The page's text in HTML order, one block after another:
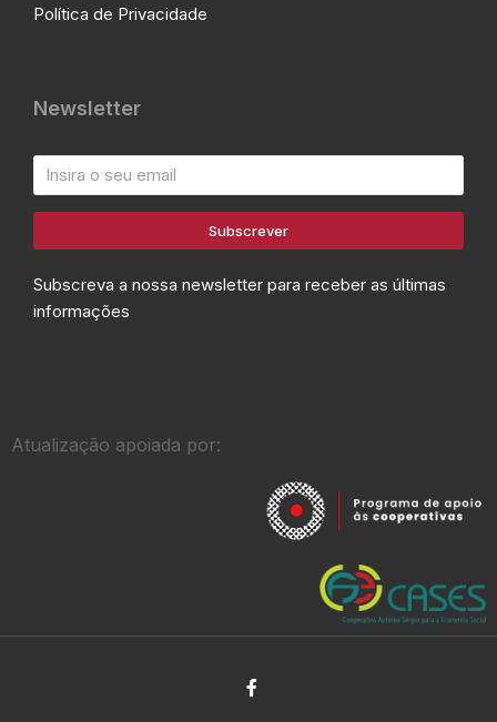
Política de Privacidade
Newsletter
Subscrever
Subscreva a nossa newsletter para receber as últimas
informações
Atualização apoiada por: